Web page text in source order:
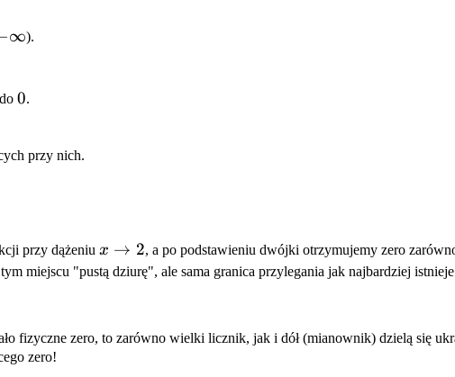
∞).
0
0.
przy nich.
przy dążeniu x
\to
x → 2, a po podstawieniu dwójki otrzymujemy zero
miejscu "pustą dziurę", ale sama granica przylegania jak najbardziej
fizyczne zero, to zarówno wielki licznik, jak i dół (mianownik) dzielą się
zero!